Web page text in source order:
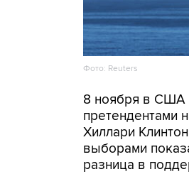
Фото: Reuters
8 ноября в США
претендентами
Хиллари
выборами
разница в